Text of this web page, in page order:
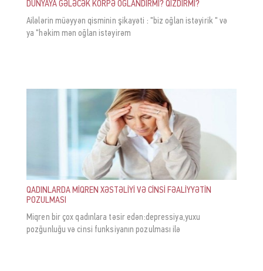
DÜNYAYA GƏLƏCƏK KÖRPƏ OĞLANDIRMI? QIZDIRMI?
Ailələrin müəyyən qisminin şikayəti : "biz oğlan istəyirik " və
ya "həkim mən oğlan istəyirəm
QADINLARDA MİQREN XƏSTƏLİYİ VƏ CİNSİ FƏALİYYƏTİN
POZULMASI
Miqren bir çox qadınlara təsir edən:depressiya,yuxu
pozğunluğu və cinsi funksiyanın pozulması ilə